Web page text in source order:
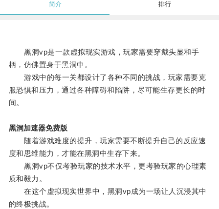
简介 排行
黑洞vp是一款虚拟现实游戏，玩家需要穿戴头显和手
柄，仿佛置身于黑洞中。
游戏中的每一关都设计了各种不同的挑战，玩家需要克
服恐惧和压力，通过各种障碍和陷阱，尽可能生存更长的时
间。
黑洞加速器免费版
随着游戏难度的提升，玩家需要不断提升自己的反应速
度和思维能力，才能在黑洞中生存下来。
黑洞vp不仅考验玩家的技术水平，更考验玩家的心理素
质和毅力。
在这个虚拟现实世界中，黑洞vp成为一场让人沉浸其中
的终极挑战。